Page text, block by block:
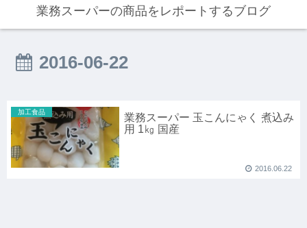
業務スーパーの商品をレポートするブログ
2016-06-22
加工食品
業務スーパー 玉こんにゃく 煮込み
用 1㎏ 国産
2016.06.22